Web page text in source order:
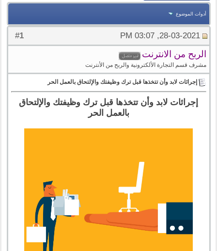
أدوات الموضوع
#
1 28-03-2021, 03:07 PM
الربح من الانترنت
مشرف قسم التجارة الألكترونية والربح من الأنترنت
إجرائات لابد وأن تتخذها قبل ترك وظيفتك والإلتحاق بالعمل الحر
إجرائات لابد وأن تتخذها قبل ترك وظيفتك والإلتحاق
بالعمل الحر